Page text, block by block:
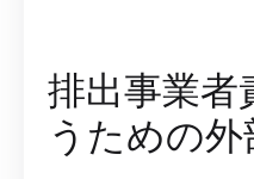
排出事業者
うための